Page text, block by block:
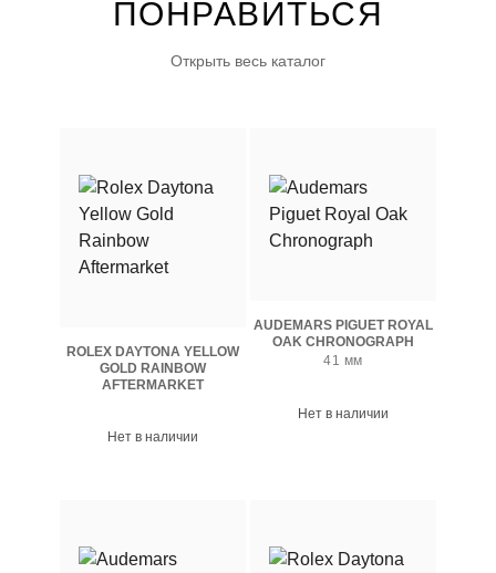
ПОНРАВИТЬСЯ
Открыть весь каталог
ROLEX DAYTONA YELLOW
GOLD RAINBOW
AFTERMARKET
Нет в наличии
AUDEMARS PIGUET ROYAL
OAK CHRONOGRAPH
41 мм
Нет в наличии